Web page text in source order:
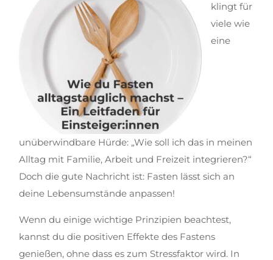
klingt für
viele wie
eine
unüberwindbare Hürde: „Wie soll ich das in meinen
Alltag mit Familie, Arbeit und Freizeit integrieren?“
Doch die gute Nachricht ist: Fasten lässt sich an
deine Lebensumstände anpassen!
Wenn du einige wichtige Prinzipien beachtest,
kannst du die positiven Effekte des Fastens
genießen, ohne dass es zum Stressfaktor wird. In